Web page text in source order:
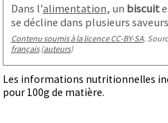
Dans l'alimentation, un biscuit
se décline dans plusieurs
Contenu soumis à la licence CC-BY-SA.
français(auteurs)
Les informations nutritionnelles
pour 100g de matière.